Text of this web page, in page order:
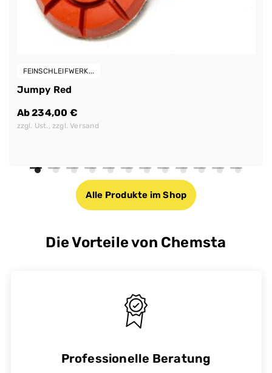
FEINSCHLEIFWERK...
Jumpy Red
Ab234,00 €
zzgl. Ust., zzgl. Versand
Alle Produkte im Shop
Die Vorteile von Chemsta
Professionelle Beratung